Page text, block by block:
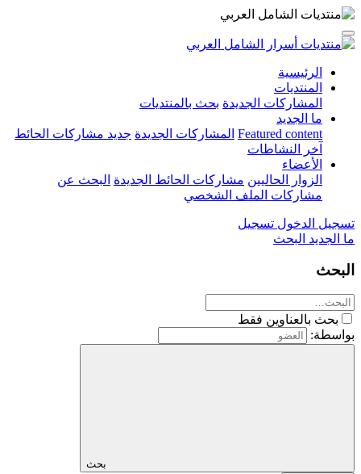
الرئيسية
المنتديات
المشاركات الجديدة بحث بالمنتديات
ما الجديد
Featured content المشاركات الجديدة جديد مشاركات الحائط
آخر النشاطات
الأعضاء
الزوار الحاليين مشاركات الحائط الجديدة البحث عن
مشاركات الملف الشخصي
تسجيل الدخول تسجيل
ما الجديد البحث
البحث
بحث بالعناوين فقط
بواسطة:
بحث